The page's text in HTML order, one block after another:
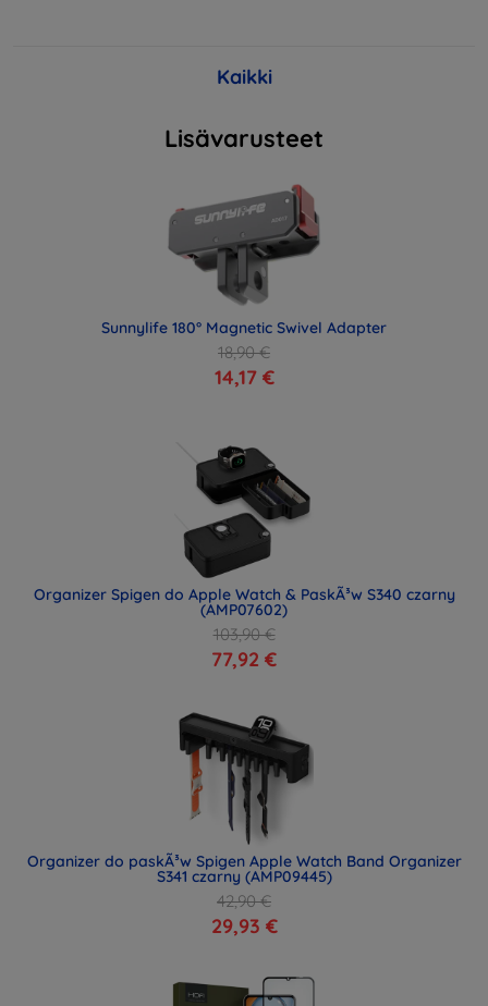
Kaikki
Lisävarusteet
Sunnylife 180° Magnetic Swivel Adapter
18,90 €
14,17 €
Organizer Spigen do Apple Watch & PaskÃ³w S340 czarny
(AMP07602)
103,90 €
77,92 €
Organizer do paskÃ³w Spigen Apple Watch Band Organizer
S341 czarny (AMP09445)
42,90 €
29,93 €